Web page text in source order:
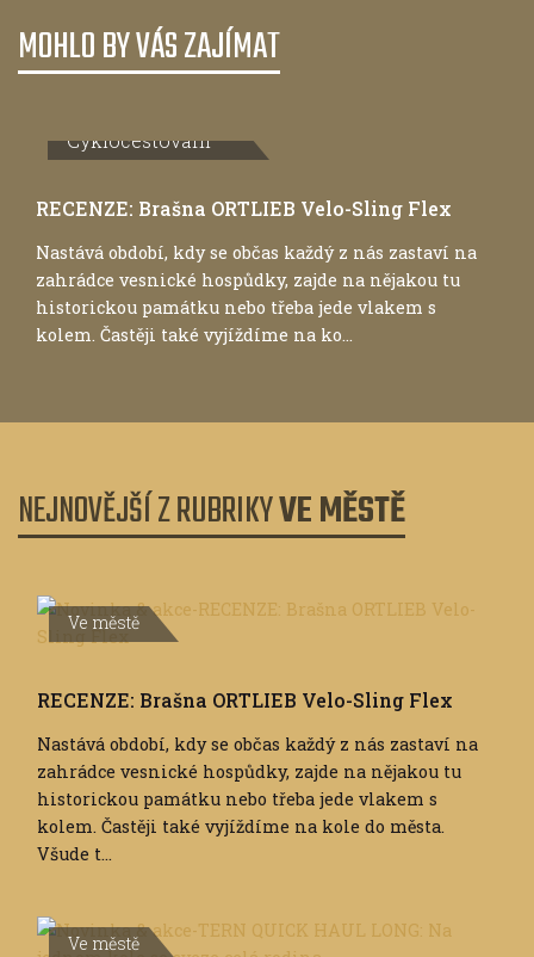
MOHLO BY VÁS ZAJÍMAT
Cyklocestování
RECENZE: Brašna ORTLIEB Velo-Sling Flex
Nastává období, kdy se občas každý z nás zastaví na
zahrádce vesnické hospůdky, zajde na nějakou tu
historickou památku nebo třeba jede vlakem s
kolem. Častěji také vyjíždíme na ko...
NEJNOVĚJŠÍ Z RUBRIKYVE MĚSTĚ
Ve městě
RECENZE: Brašna ORTLIEB Velo-Sling Flex
Nastává období, kdy se občas každý z nás zastaví na
zahrádce vesnické hospůdky, zajde na nějakou tu
historickou památku nebo třeba jede vlakem s
kolem. Častěji také vyjíždíme na kole do města.
Všude t...
Ve městě